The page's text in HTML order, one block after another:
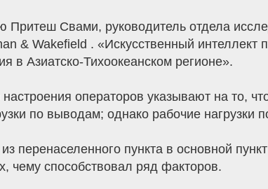
Свами, руководитель отдела
& Wakefield . «Искусственный интеллект
в Азиатско-Тихоокеанском регионе».
операторов указывают на то,
по выводам; однако рабочие нагрузки
перенаселенного пункта в основной
чему способствовал ряд факторов.